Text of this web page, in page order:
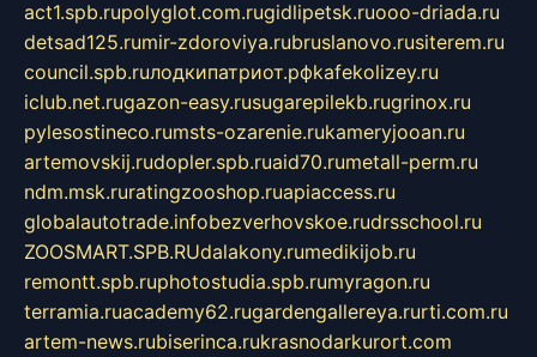
act1.spb.rupolyglot.com.rugidlipetsk.ruooo-driada.ru
detsad125.rumir-zdoroviya.rubruslanovo.rusiterem.ru
council.spb.ruлодкипатриот.рфkafekolizey.ru
iclub.net.rugazon-easy.rusugarepilekb.rugrinox.ru
pylesostineco.rumsts-ozarenie.rukameryjooan.ru
artemovskij.rudopler.spb.ruaid70.rumetall-perm.ru
ndm.msk.ruratingzooshop.ruapiaccess.ru
globalautotrade.infobezverhovskoe.rudrsschool.ru
ZOOSMART.SPB.RUdalakony.rumedikijob.ru
remontt.spb.ruphotostudia.spb.rumyragon.ru
terramia.ruacademy62.rugardengallereya.rurti.com.ru
artem-news.rubiserinca.rukrasnodarkurort.com